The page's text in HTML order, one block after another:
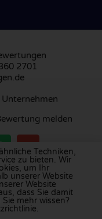
2701
Unternehmen
melden
in
Niederlanden
, Polen,
.
Techniken,
zu bieten. Wir
um Ihr
unserer Website
Website
dass Sie damit
mehr wissen?